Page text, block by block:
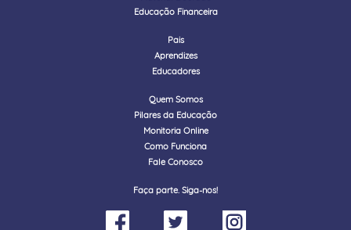
Educação Financeira
Pais
Aprendizes
Educadores
Quem Somos
Pilares da Educação
Monitoria Online
Como Funciona
Fale Conosco
Faça parte. Siga-nos!